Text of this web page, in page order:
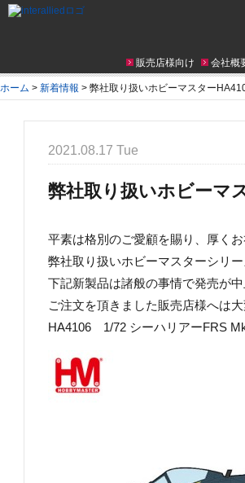
販売店様向け 会社概
ホーム > 新着情報 > 弊社取り扱いホビーマスター
2021.08.17 Tue
弊社取り扱いホビーマ
平素は格別のご愛顧を賜り、厚くお
弊社取り扱いホビーマスターシリ
下記新製品は諸般の事情で発売が中
ご注文を頂きました販売店様へは
HA4106 1/72 シーハリアーFRS